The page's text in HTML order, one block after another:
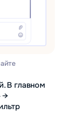
В главном
→